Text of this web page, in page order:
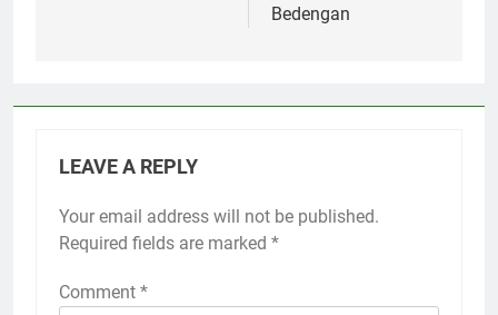
Bedengan
LEAVE A REPLY
Your email address will not be published.
Required fields are marked *
Comment *